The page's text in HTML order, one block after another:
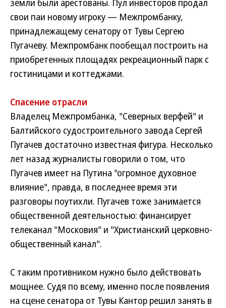
земли были арестованы. Пул инвесторов продал
свои паи новому игроку — Межпромбанку,
принадлежащему сенатору от Тувы Сергею
Пугачеву. Межпромбанк пообещал построить на
приобретенных площадях рекреационный парк с
гостиницами и коттеджами.
Спасение отрасли
Владелец Межпромбанка, "Северных верфей" и
Балтийского судостроительного завода Сергей
Пугачев достаточно известная фигура. Несколько
лет назад журналисты говорили о том, что
Пугачев имеет на Путина "огромное духовное
влияние", правда, в последнее время эти
разговоры поутихли. Пугачев тоже занимается
общественной деятельностью: финансирует
телеканал "Московия" и "Христианский церковно-
общественный канал".
С таким противником нужно было действовать
мощнее. Судя по всему, именно после появления
на сцене сенатора от Тувы Кантор решил занять в